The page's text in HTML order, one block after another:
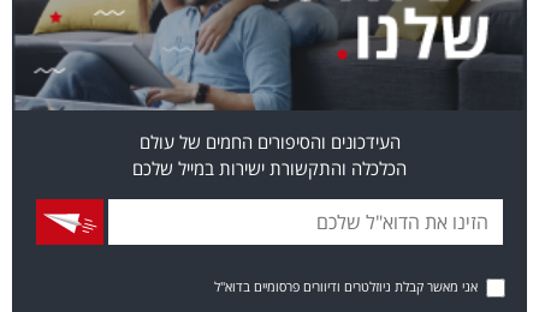
העידכונים והסיפורים החמים של עולם
הכלכלה והתקשורת ישירות במייל שלכם
אני מאשר קבלת ניוזלטרים ודיוורים פרסומיים בדוא"ל